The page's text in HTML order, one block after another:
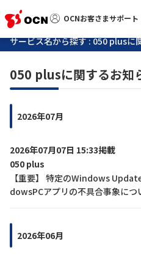
OCNお客さまサポート
OCNお客さまサポート
マイ
サポートトップ
工事・故障情報
各種ダウンロード
サービス名から探す : 050 plusに
050 plusに関するお知
2026年07月
2026年07月07日 15:33掲載
050 plus
【重要】 特定のWindows
dowsPCアプリの不具合事象につ
2026年06月